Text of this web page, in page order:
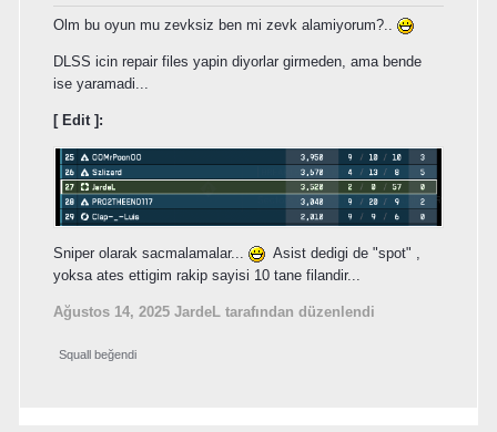
Olm bu oyun mu zevksiz ben mi zevk alamiyorum?..
DLSS icin repair files yapin diyorlar girmeden, ama bende
ise yaramadi...
[ Edit ]:
Sniper olarak sacmalamalar...
Asist dedigi de "spot" ,
yoksa ates ettigim rakip sayisi 10 tane filandir...
Ağustos 14, 2025 JardeL tarafından düzenlendi
Squall beğendi